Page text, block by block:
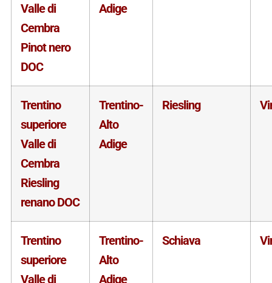
Valle di
Cembra
Pinot nero
DOC
Adige
Trentino
superiore
Valle di
Cembra
Riesling
renano DOC
Trentino-
Alto
Adige
Riesling
Trentino
superiore
Valle di
Trentino-
Alto
Adige
Schiava